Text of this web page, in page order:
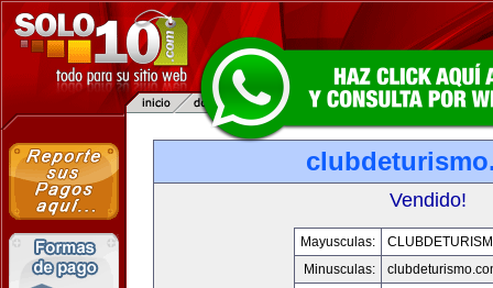
Vendido!
Mayusculas:
Minusculas: